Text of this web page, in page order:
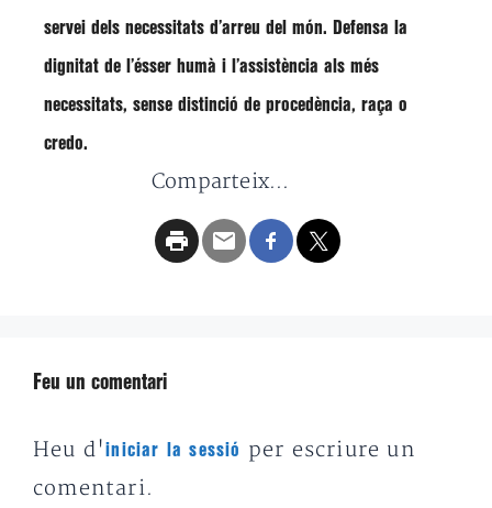
servei dels necessitats d’arreu del món. Defensa la
dignitat de l’ésser humà i l’assistència als més
necessitats, sense distinció de procedència, raça o
credo.
Comparteix...
Feu un comentari
Heu d'iniciar la sessió
per escriure un
comentari.